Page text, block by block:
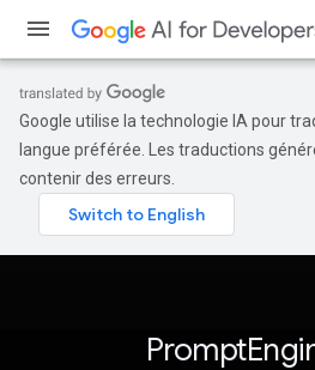
Google utilise la technologie IA pour
langue préférée. Les traductions
contenir des erreurs.